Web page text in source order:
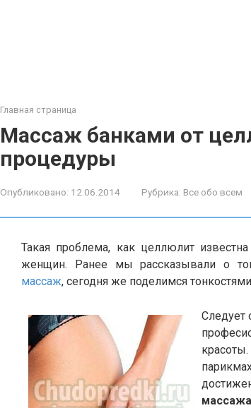
Главная страница
Массаж банками от
процедуры
Опубликовано: 12.06.2014 Рубрика: Все обо всем
Такая проблема, как целлюлит
женщин. Ранее мы рассказывали о
массаж, сегодня же поделимся тонкостями
Следует